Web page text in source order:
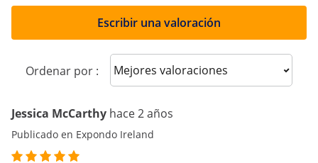
Escribir una valoración
Ordenar por : Sort reviews
Jessica McCarthy hace 2 años
Publicado en Expondo Ireland